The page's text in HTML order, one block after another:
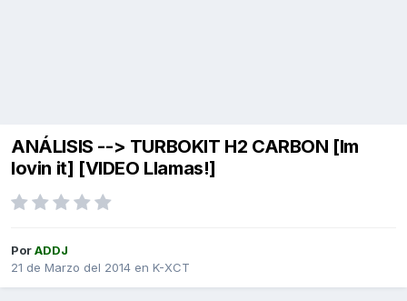
ANÁLISIS --> TURBOKIT H2 CARBON [Im
lovin it] [VIDEO Llamas!]
PorADDJ
21 de Marzo del 2014 en K-XCT